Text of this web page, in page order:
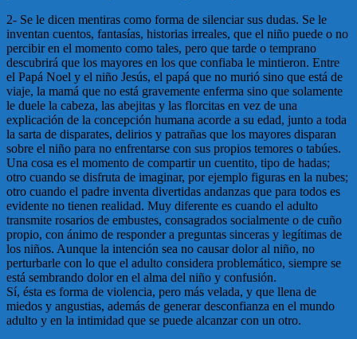
2- Se le dicen mentiras como forma de silenciar sus dudas. Se le
inventan cuentos, fantasías, historias irreales, que el niño puede o no
percibir en el momento como tales, pero que tarde o temprano
descubrirá que los mayores en los que confiaba le mintieron. Entre
el Papá Noel y el niño Jesús, el papá que no murió sino que está de
viaje, la mamá que no está gravemente enferma sino que solamente
le duele la cabeza, las abejitas y las florcitas en vez de una
explicación de la concepción humana acorde a su edad, junto a toda
la sarta de disparates, delirios y patrañas que los mayores disparan
sobre el niño para no enfrentarse con sus propios temores o tabúes.
Una cosa es el momento de compartir un cuentito, tipo de hadas;
otro cuando se disfruta de imaginar, por ejemplo figuras en la nubes;
otro cuando el padre inventa divertidas andanzas que para todos es
evidente no tienen realidad. Muy diferente es cuando el adulto
transmite rosarios de embustes, consagrados socialmente o de cuño
propio, con ánimo de responder a preguntas sinceras y legítimas de
los niños. Aunque la intención sea no causar dolor al niño, no
perturbarle con lo que el adulto considera problemático, siempre se
está sembrando dolor en el alma del niño y confusión.
Sí, ésta es forma de violencia, pero más velada, y que llena de
miedos y angustias, además de generar desconfianza en el mundo
adulto y en la intimidad que se puede alcanzar con un otro.